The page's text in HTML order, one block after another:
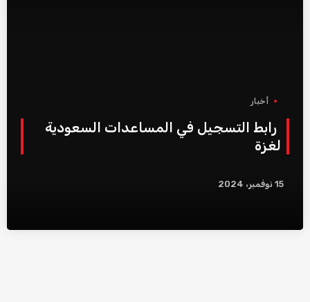
أخبار
رابط التسجيل في المساعدات السعودية
لغزة
15 نوفمبر، 2024